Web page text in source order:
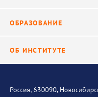
Научные подразделения
Исследования
ОБРАЗОВАНИЕ
ОБ ИНСТИТУТЕ
История института
Россия, 630090,